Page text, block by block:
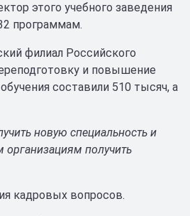
этого учебного заведения
программам.
филиал Российского
и повышение
составили 510 тысяч, а
новую специальность и
организациям получить
кадровых вопросов.